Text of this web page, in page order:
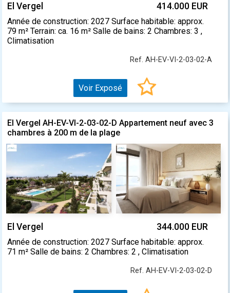
El Vergel 414.000 EUR
Année de construction: 2027 Surface habitable: approx.
79 m² Terrain: ca. 16 m² Salle de bains: 2 Chambres: 3 ,
Climatisation
Ref. AH-EV-VI-2-03-02-A
Voir Exposé
El Vergel AH-EV-VI-2-03-02-D Appartement neuf avec 3
chambres à 200 m de la plage
El Vergel 344.000 EUR
Année de construction: 2027 Surface habitable: approx.
71 m² Salle de bains: 2 Chambres: 2 , Climatisation
Ref. AH-EV-VI-2-03-02-D